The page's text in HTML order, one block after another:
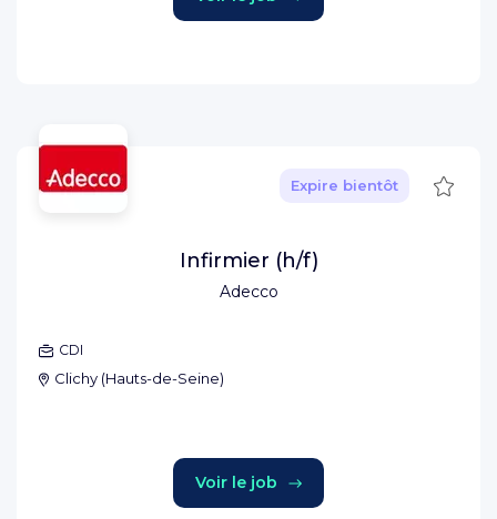
Adecco
Expire bientôt
Infirmier (h/f)
CDI
Clichy (Hauts-de-Seine)
Voir le job